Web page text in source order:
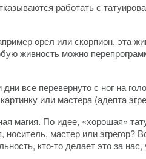
работать с
орел или скорпион, эта
живность можно
все перевернуто с ног на
или мастера (адепта
По идее, «хорошая»
мастер или
кто-то делает это за нас,